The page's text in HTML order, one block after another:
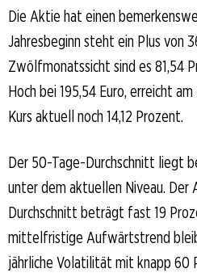
Die Aktie hat einen
Jahresbeginn steht ein Plus von
Zwölfmonatssicht sind es 81,54
Hoch bei 195,54 Euro, erreicht
Kurs aktuell noch 14,12 Prozent.
Der 50-Tage-Durchschnitt liegt
unter dem aktuellen Niveau.
Durchschnitt beträgt fast 19
mittelfristige Aufwärtstrend
jährliche Volatilität mit knapp 60